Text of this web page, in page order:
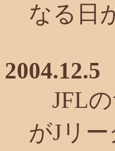
なる日
2004.12.5
JFLの
がJリ